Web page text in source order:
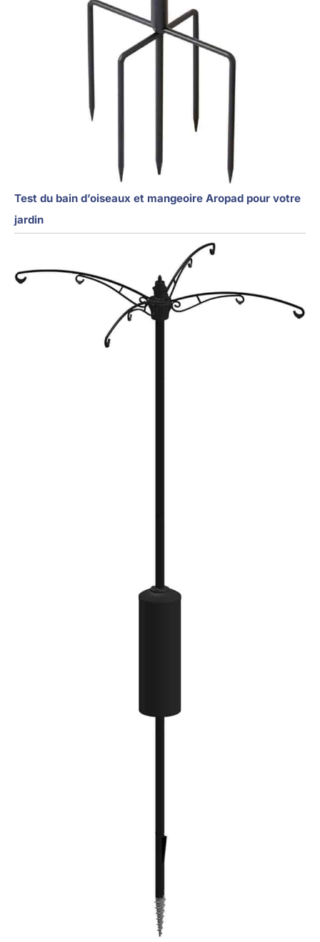
Test du bain d’oiseaux et mangeoire Aropad pour votre
jardin